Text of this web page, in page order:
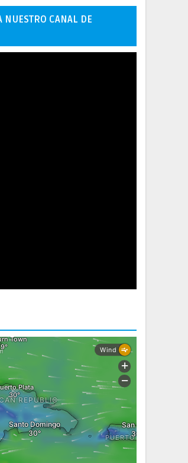
NUESTRO CANAL DE